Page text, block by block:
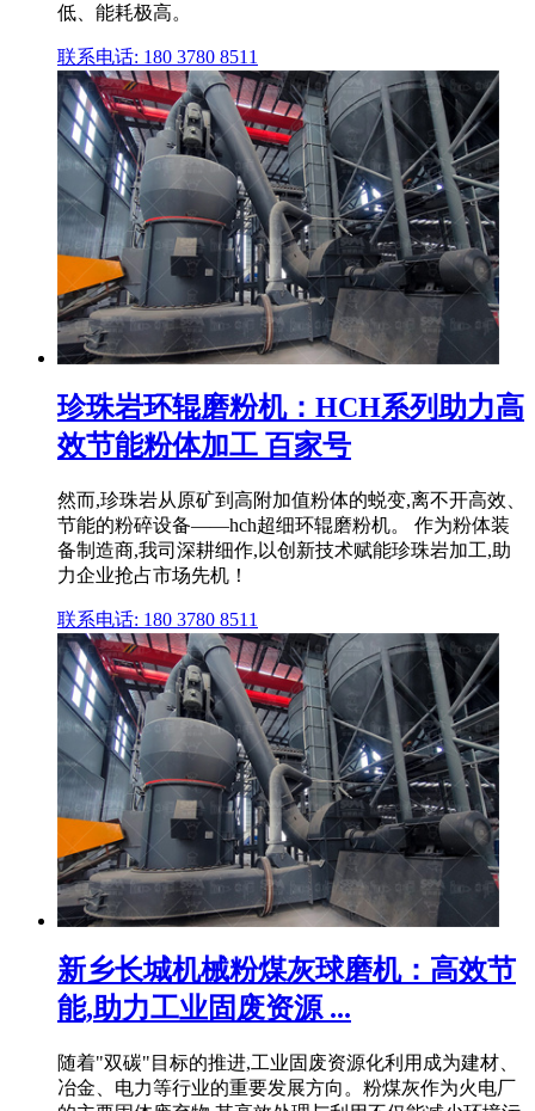
低、能耗极高。
联系电话: 180 3780 8511
珍珠岩环辊磨粉机：HCH系列助力高
效节能粉体加工 百家号
然而,珍珠岩从原矿到高附加值粉体的蜕变,离不开高效、
节能的粉碎设备——hch超细环辊磨粉机。 作为粉体装
备制造商,我司深耕细作,以创新技术赋能珍珠岩加工,助
力企业抢占市场先机！
联系电话: 180 3780 8511
新乡长城机械粉煤灰球磨机：高效节
能,助力工业固废资源 ...
随着"双碳"目标的推进,工业固废资源化利用成为建材、
冶金、电力等行业的重要发展方向。粉煤灰作为火电厂